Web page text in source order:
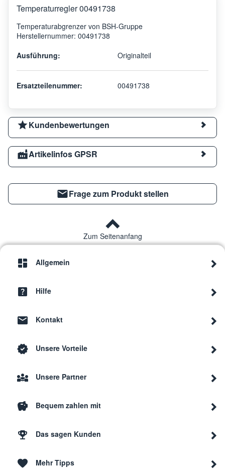
Temperaturregler 00491738
Temperaturabgrenzer von BSH-Gruppe
Herstellernummer: 00491738
Ausführung:
Originalteil
Ersatzteilenummer: 00491738
Kundenbewertungen
Artikelinfos GPSR
Frage zum Produkt stellen
Zum Seitenanfang
Allgemein
Hilfe
Kontakt
Unsere Vorteile
Unsere Partner
Bequem zahlen mit
Das sagen Kunden
Mehr Tipps